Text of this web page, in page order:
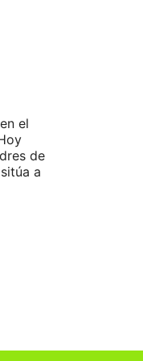
el
de
a